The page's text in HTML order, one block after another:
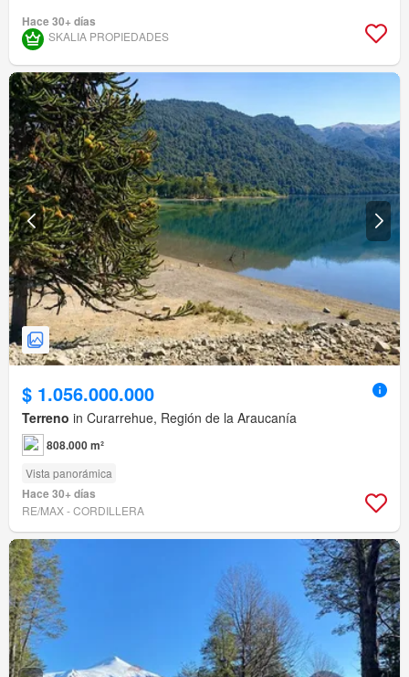
Hace 30+ días
SKALIA PROPIEDADES
$ 1.056.000.000
Terreno in Curarrehue, Región de la Araucanía
808.000 m²
Vista panorámica
Hace 30+ días
RE/MAX - CORDILLERA